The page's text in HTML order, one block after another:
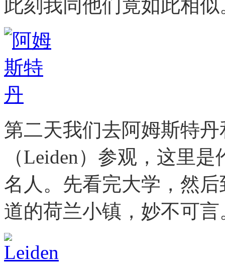
此刻我同他们竟如此相似
第二天我们去阿姆斯特
（Leiden）参观，这里
名人。先看完大学，然
道的荷兰小镇，妙不可